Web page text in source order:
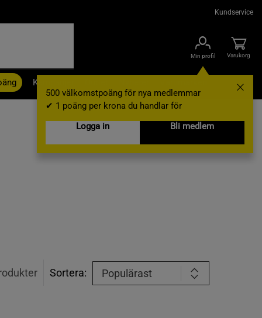
Kundservice
Min profil
500 välkomstpoäng för nya medlemmar
✔ 1 poäng per krona du handlar för
Logga in
Bli medlem
Varukorg
Kampanjer
Sortera: Populärast